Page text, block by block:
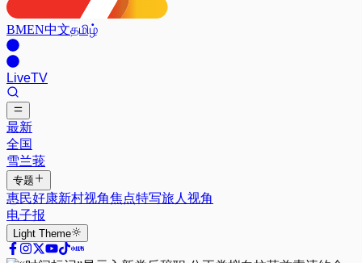
BMEN中文தமிழ்
LiveTV
最新
全国
雪兰莪
专题
惠民好康新村视角焦点特写旅人视角
电子报
Light Theme